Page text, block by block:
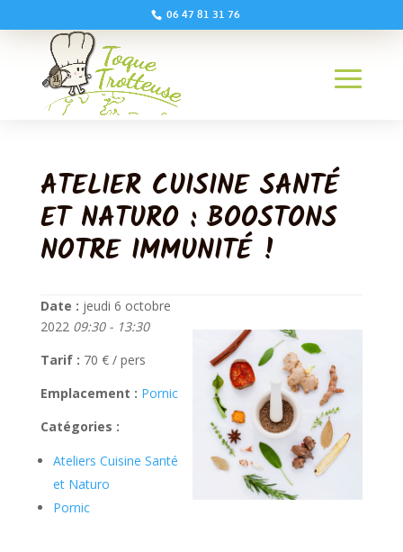
06 47 81 31 76
ATELIER CUISINE SANTÉ
ET NATURO : BOOSTONS
NOTRE IMMUNITÉ !
Date : jeudi 6 octobre
2022 09:30 - 13:30
Tarif : 70 € / pers
Emplacement : Pornic
Catégories :
Ateliers Cuisine Santé
et Naturo
Pornic